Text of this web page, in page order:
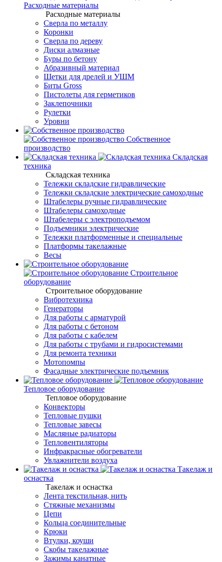
Расходные материалы
Расходные материалы
Сверла по металлу
Коронки
Сверла по дереву
Диски алмазные
Буры по бетону
Абразивный материал
Щетки для дрелей и УШМ
Биты Gross
Пистолеты для герметиков
Заклепочники
Рулетки
Уровни
Собственное
производство
Складская
техника
Складская техника
Тележки складские гидравлические
Тележки складские электрические самоходные
Штабелеры ручные гидравлические
Штабелеры самоходные
Штабелеры с электроподъемом
Подъемники электрические
Тележки платформенные и специальные
Платформы такелажные
Весы
Строительное
оборудование
Строительное оборудование
Вибротехника
Генераторы
Для работы с арматурой
Для работы с бетоном
Для работы с кабелем
Для работы с трубами и гидросистемами
Для ремонта техники
Мотопомпы
Фасадные электрические подъемник
Тепловое оборудование
Тепловое оборудование
Конвекторы
Тепловые пушки
Тепловые завесы
Масляные радиаторы
Тепловентиляторы
Инфракрасные обогреватели
Увлажнители воздуха
Такелаж и
оснастка
Такелаж и оснастка
Лента текстильная, нить
Стяжные механизмы
Цепи
Кольца соединительные
Крюки
Втулки, коуши
Скобы такелажные
Зажимы канатные